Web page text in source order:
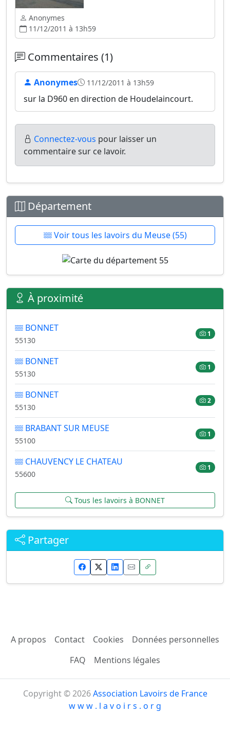
Anonymes
11/12/2011 à 13h59
Commentaires (1)
Anonymes 11/12/2011 à 13h59
sur la D960 en direction de Houdelaincourt.
Connectez-vous pour laisser un
commentaire sur ce lavoir.
Département
Voir tous les lavoirs du Meuse (55)
À proximité
BONNET
55130
1
BONNET
55130
1
BONNET
55130
2
BRABANT SUR MEUSE
55100
1
CHAUVENCY LE CHATEAU
55600
1
Tous les lavoirs à BONNET
Partager
A propos Contact Cookies
Données personnelles
FAQ
Mentions légales
Copyright © 2026Association Lavoirs de France
w w w . l a v o i r s . o r g